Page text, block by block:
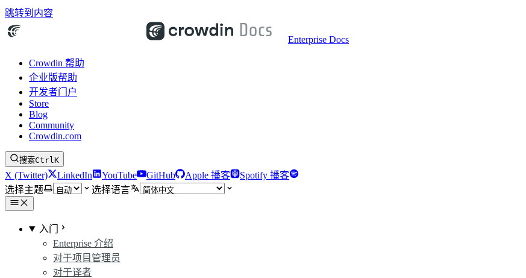
跳转到内容
Enterprise Docs
Crowdin 帮助
企业版帮助
开发者门户
Store
Blog
Community
Crowdin.com
搜索CtrlK
X (Twitter) LinkedIn YouTube GitHub Apple 播客
Spotify 播客
选择主题
选择语言
入门
Enterprise 介绍
对于项目管理员
对于译者